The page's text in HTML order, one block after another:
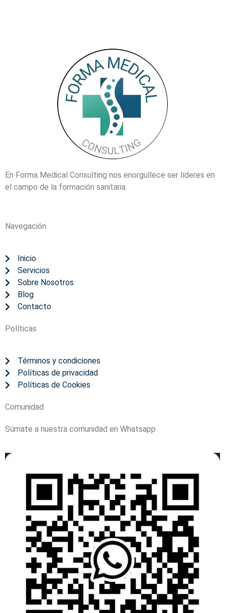
En Forma Medical Consulting nos enorgullece ser líderes en
el campo de la formación sanitaria.
Navegación
Inicio
Servicios
Sobre Nosotros
Blog
Contacto
Políticas
Términos y condiciones
Políticas de privacidad
Políticas de Cookies
Comunidad
Súmate a nuestra comunidad en Whatsapp